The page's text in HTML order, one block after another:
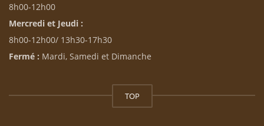
8h00-12h00
Mercredi et Jeudi :
8h00-12h00/ 13h30-17h30
Fermé : Mardi, Samedi et Dimanche
TOP